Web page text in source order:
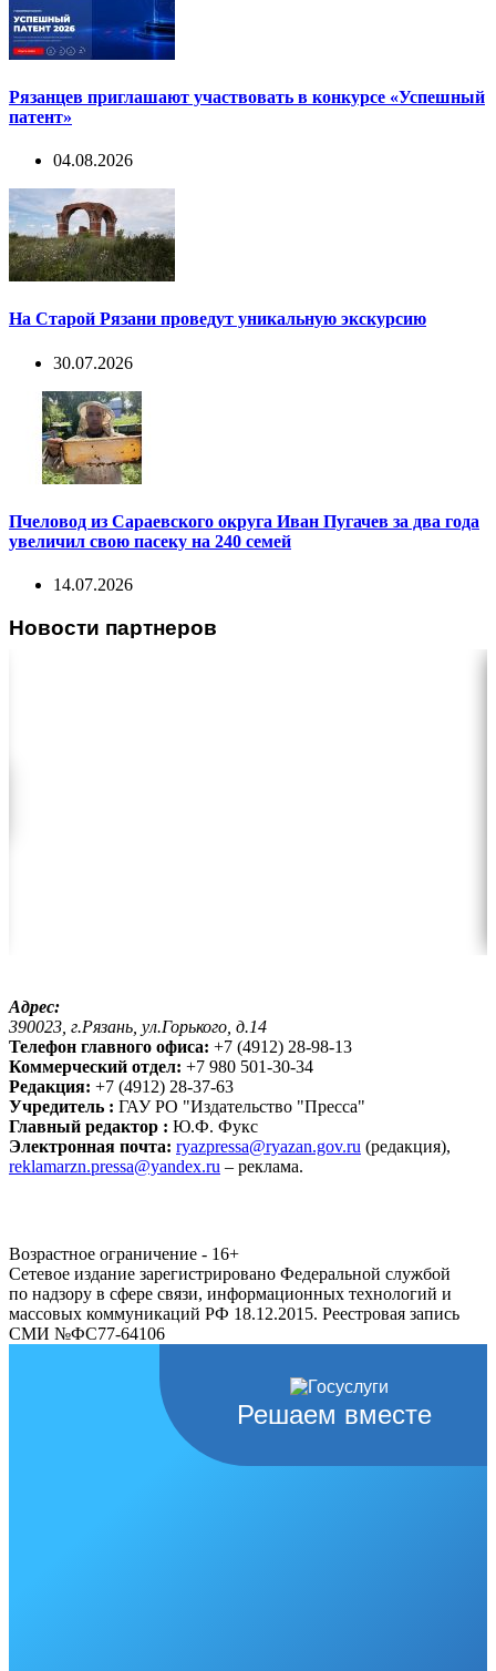
Рязанцев приглашают участвовать в конкурсе «Успешный
патент»
04.08.2026
На Старой Рязани проведут уникальную экскурсию
30.07.2026
Пчеловод из Сараевского округа Иван Пугачев за два года
увеличил свою пасеку на 240 семей
14.07.2026
Новости партнеров
Адрес:
390023, г.Рязань, ул.Горького, д.14
Телефон главного офиса: +7 (4912) 28-98-13
Коммерческий отдел: +7 980 501-30-34
Редакция: +7 (4912) 28-37-63
Учредитель : ГАУ РО "Издательство "Пресса"
Главный редактор : Ю.Ф. Фукс
Электронная почта: ryazpressa@ryazan.gov.ru (редакция),
reklamarzn.pressa@yandex.ru – реклама.
Возрастное ограничение - 16+
Сетевое издание зарегистрировано Федеральной службой
по надзору в сфере связи, информационных технологий и
массовых коммуникаций РФ 18.12.2015. Реестровая запись
СМИ №ФС77-64106
Решаем вместе